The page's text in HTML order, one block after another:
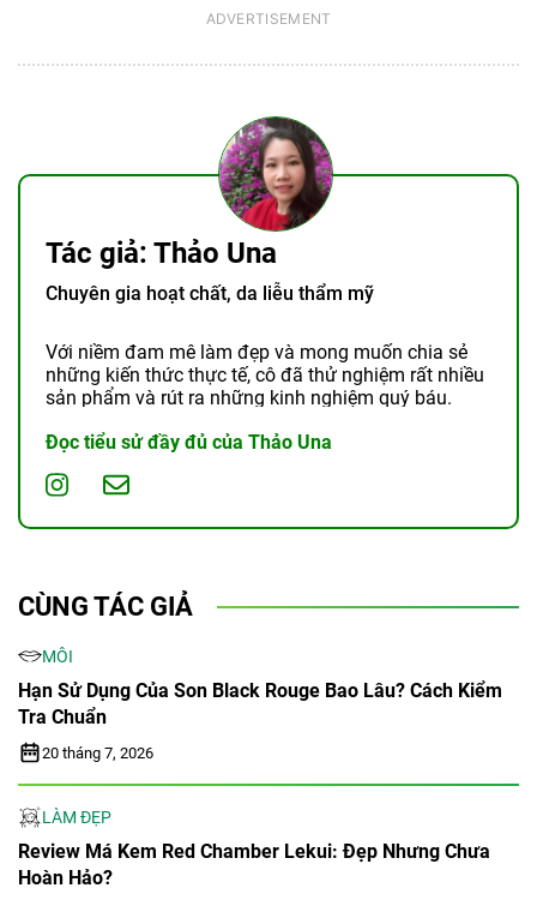
Tác giả: Thảo Una
Chuyên gia hoạt chất, da liễu thẩm mỹ
Với niềm đam mê làm đẹp và mong muốn chia sẻ
những kiến thức thực tế, cô đã thử nghiệm rất nhiều
sản phẩm và rút ra những kinh nghiệm quý báu.
Đọc tiểu sử đầy đủ của Thảo Una
CÙNG TÁC GIẢ
MÔI
Hạn Sử Dụng Của Son Black Rouge Bao Lâu? Cách Kiểm
Tra Chuẩn
20 tháng 7, 2026
LÀM ĐẸP
Review Má Kem Red Chamber Lekui: Đẹp Nhưng Chưa
Hoàn Hảo?